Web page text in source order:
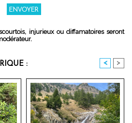
injurieux ou diffamatoires seront
: < >